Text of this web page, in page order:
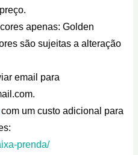
apenas: Golden
são sujeitas a alteração
email para
com um custo adicional para
prenda/